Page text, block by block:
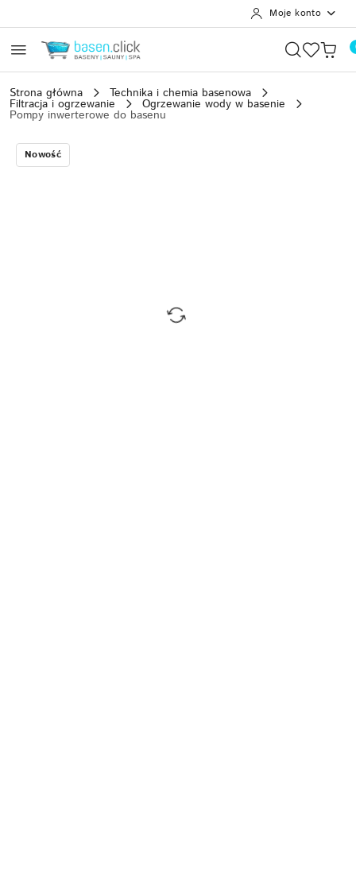
Moje konto
Strona główna Technika i chemia basenowa
Filtracja i ogrzewanie Ogrzewanie wody w basenie
Pompy inwerterowe do basenu
Nowość